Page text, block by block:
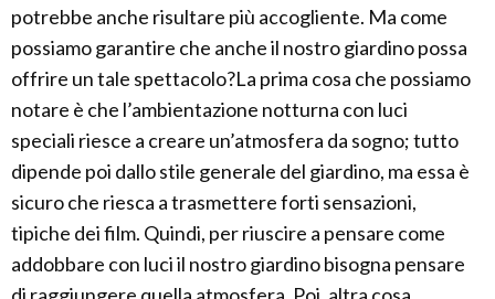
potrebbe anche risultare più accogliente. Ma come
possiamo garantire che anche il nostro giardino possa
offrire un tale spettacolo?La prima cosa che possiamo
notare è che l’ambientazione notturna con luci
speciali riesce a creare un’atmosfera da sogno; tutto
dipende poi dallo stile generale del giardino, ma essa è
sicuro che riesca a trasmettere forti sensazioni,
tipiche dei film. Quindi, per riuscire a pensare come
addobbare con luci il nostro giardino bisogna pensare